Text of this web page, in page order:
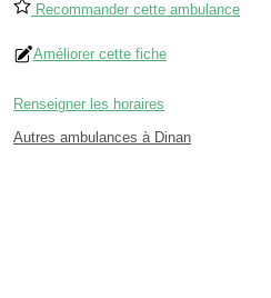
Recommander cette ambulance
Améliorer cette fiche
Renseigner les horaires
Autres ambulances à Dinan